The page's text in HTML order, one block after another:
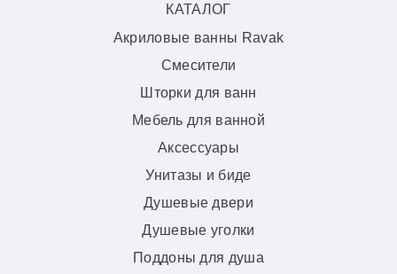
КАТАЛОГ
Акриловые ванны Ravak
Смесители
Шторки для ванн
Мебель для ванной
Аксессуары
Унитазы и биде
Душевые двери
Душевые уголки
Поддоны для душа